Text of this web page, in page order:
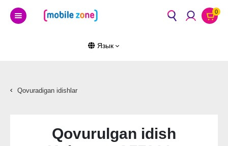
0
Язык
Qovuradigan idishlar
Qovurulgan idish